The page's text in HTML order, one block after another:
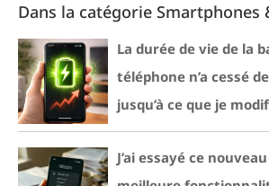
Dans la catégorie Smartphones
La durée de vie de la
téléphone n’a cessé
jusqu’à ce que je
J’ai essayé ce